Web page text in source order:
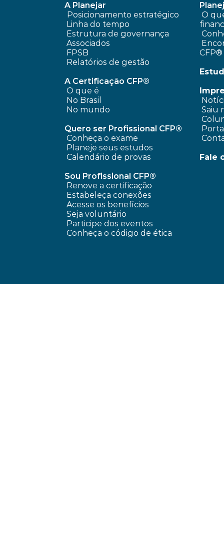
A Planejar
Posicionamento estratégico
Linha do tempo
Estrutura de governança
Associados
FPSB
Relatórios de gestão
A Certificação CFP®
O que é
No Brasil
No mundo
Quero ser Profissional CFP®
Conheça o exame
Planeje seus estudos
Calendário de provas
Sou Profissional CFP®
Renove a certificação
Estabeleça conexões
Acesse os benefícios
Seja voluntário
Participe dos eventos
Conheça o código de ética
CFP®
Saiu
Fale